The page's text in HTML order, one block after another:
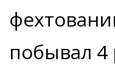
побывал 4